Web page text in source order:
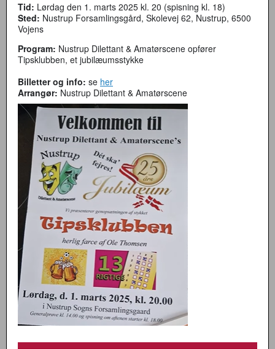
Tid: Lørdag den 1. marts 2025 kl. 20 (spisning kl. 18)
Sted: Nustrup Forsamlingsgård, Skolevej 62, Nustrup, 6500
Vojens
Program: Nustrup Dilettant & Amatørscene opfører
Tipsklubben, et jubilæumsstykke
Billetter og info: se her
Arrangør: Nustrup Dilettant & Amatørscene